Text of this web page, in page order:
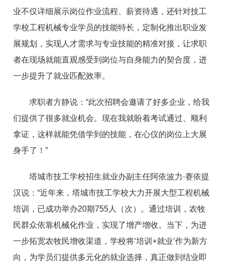
业不仅详细展示岗位作业流程、薪资待遇，还针对技工
学校工程机械专业学员的技能特长，定制化推出职业发
展规划，实现人才需求与专业技能的精准对接，让求职
者在现场就能直观感受到岗位与自身能力的契合度，进
一步提升了就业匹配效率。
求职者方静说：“此次招聘会邀请了好多企业，给我
们提供了很多就业机会。现在我就盼着考试通过、顺利
拿证，这样就能凭借学到的技能，在心仪的岗位上大展
身手了！”
塔城市技工学校招生就业办副主任阿依波力·赛依提
汉说：“近年来，塔城市技工学校大力开展大型工程机械
培训，已成功举办20期755人（次）。通过培训，农牧
民群众依靠机械化作业，实现了增产增收。当下，为进
一步拓宽农牧民增收渠道，学校将‘培训+就业’作为新方
向，为学员们提供多元化的就业选择，真正做到结业即